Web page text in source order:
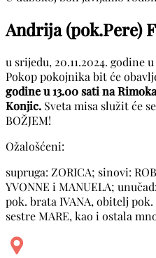
Andrija (pok.Pere)
u srijedu, 20.11.2024. godine
Pokop pokojnika bit će
godine u 13.00 sati na
Konjic. Sveta misa služit će
BOŽJEM!
Ožalošćeni:
supruga: ZORICA; sinovi:
YVONNE i MANUELA;
pok. brata IVANA, obitelj
sestre MARE, kao i ostala